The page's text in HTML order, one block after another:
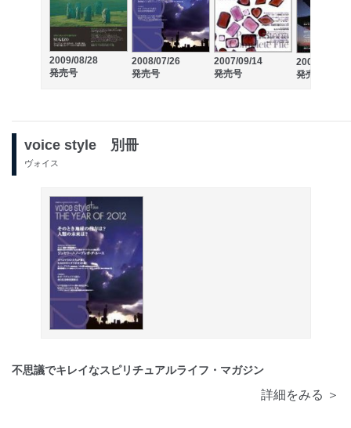
2009/08/28
発売号
2008/07/26
発売号
2007/09/14
発売号
2006/11/20
発売号
voice style 別冊
ヴォイス
不思議でキレイなスピリチュアルライフ・マガジン
詳細をみる ＞